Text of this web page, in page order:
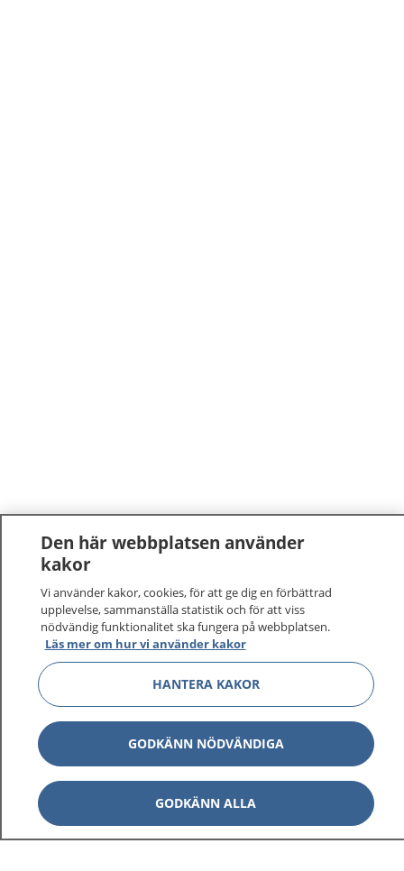
Den här webbplatsen använder
kakor
Vi använder kakor, cookies, för att ge dig en förbättrad
upplevelse, sammanställa statistik och för att viss
nödvändig funktionalitet ska fungera på webbplatsen.
Läs mer om hur vi använder kakor
HANTERA KAKOR
GODKÄNN NÖDVÄNDIGA
GODKÄNN ALLA